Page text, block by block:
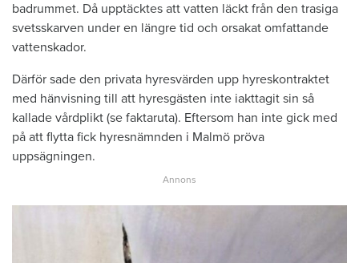
badrummet. Då upptäcktes att vatten läckt från den trasiga
svetsskarven under en längre tid och orsakat omfattande
vattenskador.
Därför sade den privata hyresvärden upp hyreskontraktet
med hänvisning till att hyresgästen inte iakttagit sin så
kallade vårdplikt (se faktaruta). Eftersom han inte gick med
på att flytta fick hyresnämnden i Malmö pröva
uppsägningen.